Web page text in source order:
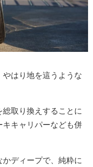
はり地を這うような
取り換えすることに
キャリパーなども併
ディープで、純粋に